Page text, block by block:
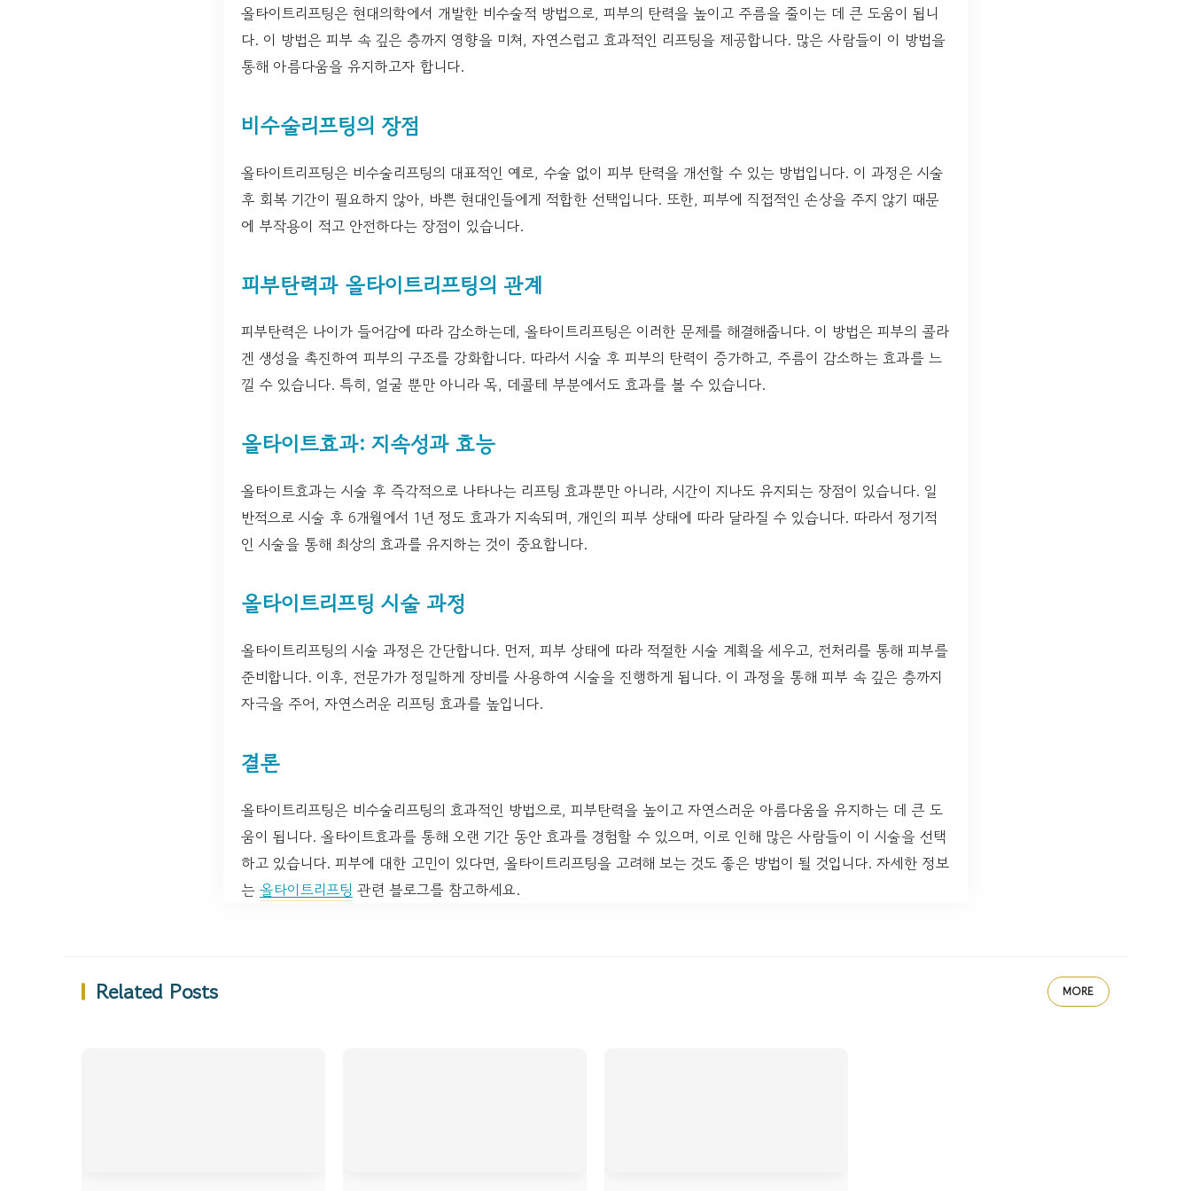
올타이트리프팅은 현대의학에서 개발한 비수술적 방법으로, 피부의 탄력을 높이고 주름을 줄이는 데 큰 도움이 됩니
다. 이 방법은 피부 속 깊은 층까지 영향을 미쳐, 자연스럽고 효과적인 리프팅을 제공합니다. 많은 사람들이 이 방법을
통해 아름다움을 유지하고자 합니다.
비수술리프팅의 장점
올타이트리프팅은 비수술리프팅의 대표적인 예로, 수술 없이 피부 탄력을 개선할 수 있는 방법입니다. 이 과정은 시술
후 회복 기간이 필요하지 않아, 바쁜 현대인들에게 적합한 선택입니다. 또한, 피부에 직접적인 손상을 주지 않기 때문
에 부작용이 적고 안전하다는 장점이 있습니다.
피부탄력과 올타이트리프팅의 관계
피부탄력은 나이가 들어감에 따라 감소하는데, 올타이트리프팅은 이러한 문제를 해결해줍니다. 이 방법은 피부의 콜라
겐 생성을 촉진하여 피부의 구조를 강화합니다. 따라서 시술 후 피부의 탄력이 증가하고, 주름이 감소하는 효과를 느
낄 수 있습니다. 특히, 얼굴 뿐만 아니라 목, 데콜테 부분에서도 효과를 볼 수 있습니다.
올타이트효과: 지속성과 효능
올타이트효과는 시술 후 즉각적으로 나타나는 리프팅 효과뿐만 아니라, 시간이 지나도 유지되는 장점이 있습니다. 일
반적으로 시술 후 6개월에서 1년 정도 효과가 지속되며, 개인의 피부 상태에 따라 달라질 수 있습니다. 따라서 정기적
인 시술을 통해 최상의 효과를 유지하는 것이 중요합니다.
올타이트리프팅 시술 과정
올타이트리프팅의 시술 과정은 간단합니다. 먼저, 피부 상태에 따라 적절한 시술 계획을 세우고, 전처리를 통해 피부를
준비합니다. 이후, 전문가가 정밀하게 장비를 사용하여 시술을 진행하게 됩니다. 이 과정을 통해 피부 속 깊은 층까지
자극을 주어, 자연스러운 리프팅 효과를 높입니다.
결론
올타이트리프팅은 비수술리프팅의 효과적인 방법으로, 피부탄력을 높이고 자연스러운 아름다움을 유지하는 데 큰 도
움이 됩니다. 올타이트효과를 통해 오랜 기간 동안 효과를 경험할 수 있으며, 이로 인해 많은 사람들이 이 시술을 선택
하고 있습니다. 피부에 대한 고민이 있다면, 올타이트리프팅을 고려해 보는 것도 좋은 방법이 될 것입니다. 자세한 정보
는 올타이트리프팅 관련 블로그를 참고하세요.
Related Posts MORE